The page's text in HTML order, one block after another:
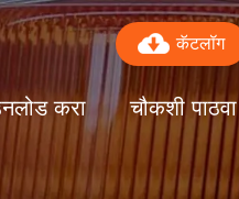
कॅटलॉग
करा चौकशी पाठवा